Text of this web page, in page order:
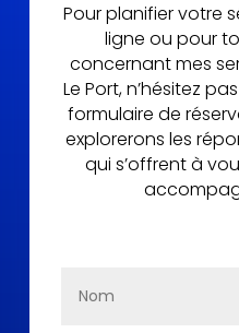
Pour planifier votre
ligne ou pour
concernant mes
Le Port, n’hésitez
formulaire de
explorerons les
qui s’offrent à